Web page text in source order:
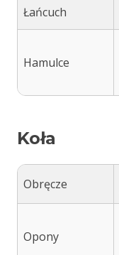
Łańcuch
Hamulce
Koła
Obręcze
Opony